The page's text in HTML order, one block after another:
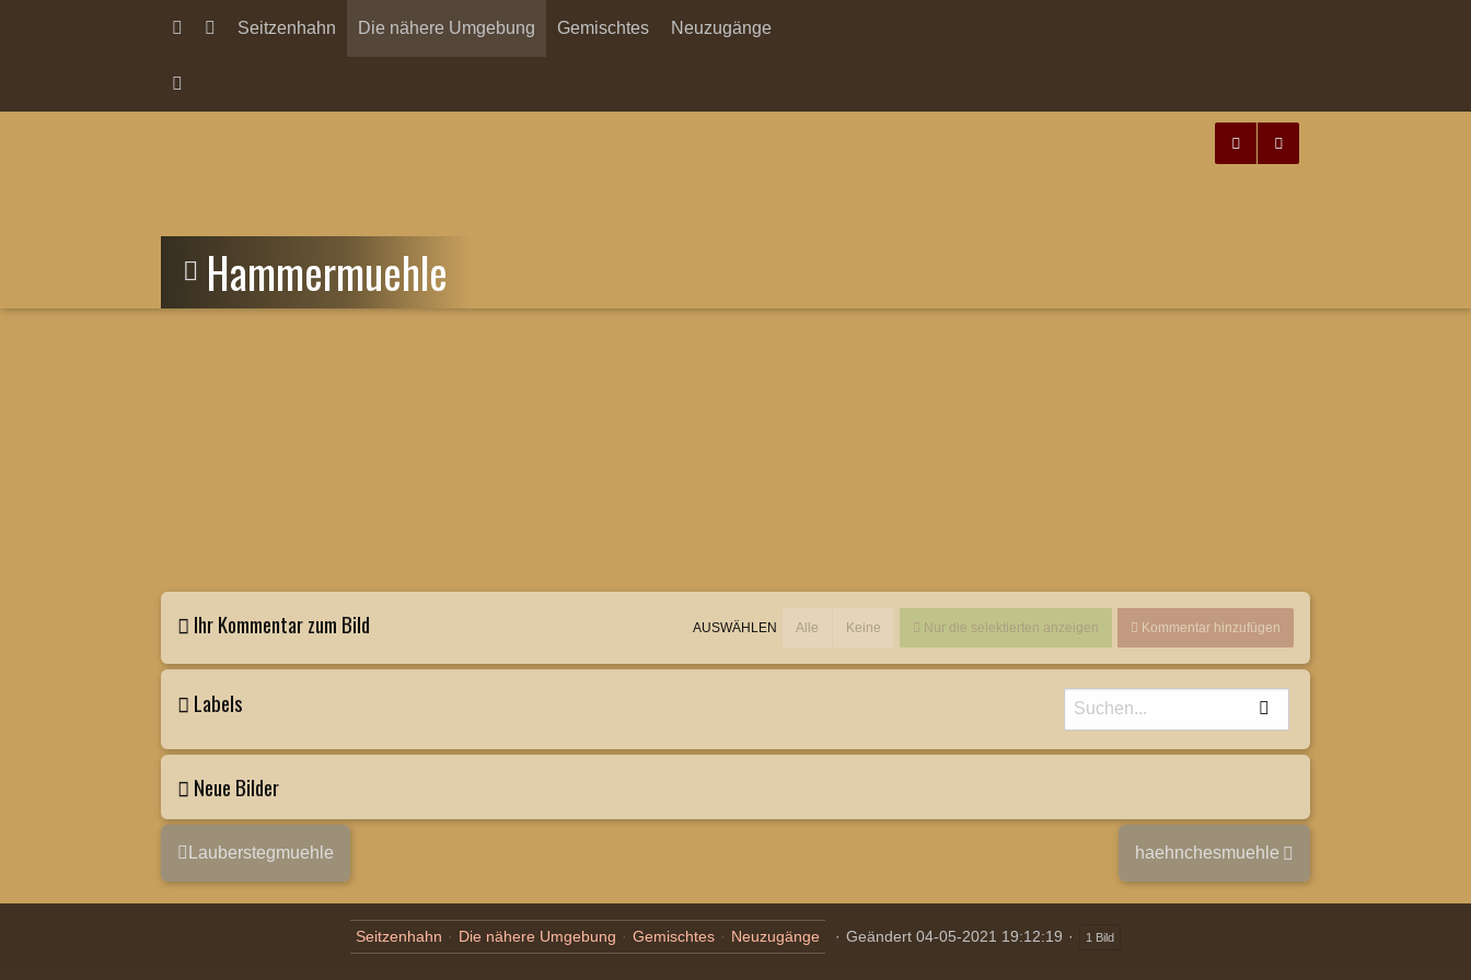
Seitzenhahn Die nähere Umgebung Gemischtes Neuzugänge
Hammermuehle
Ihr Kommentar zum Bild AUSWÄHLEN Alle Keine Nur die selektierten anzeigen Kommentar hinzufügen
Labels
Neue Bilder
Lauberstegmuehle haehnchesmuehle
Seitzenhahn Die nähere Umgebung Gemischtes Neuzugänge Geändert 04-05-2021 19:12:19 1 Bild